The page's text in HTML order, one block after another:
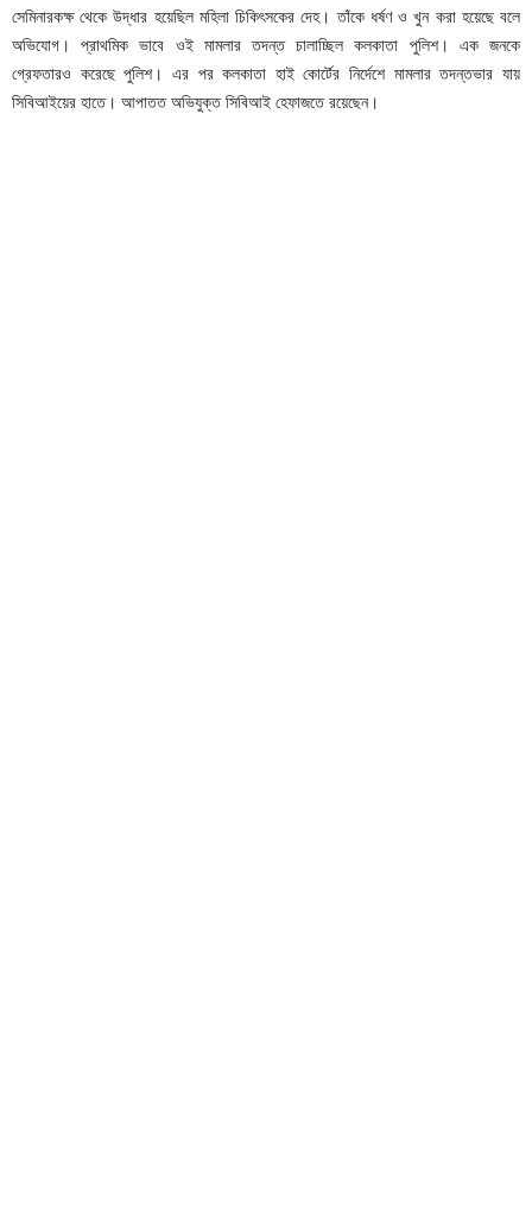
সেমিনারকক্ষ থেকে উদ্ধার হয়েছিল মহিলা চিকিৎসকের দেহ। তাঁকে ধর্ষণ ও খুন করা হয়েছে বলে
অভিযোগ। প্রাথমিক ভাবে ওই মামলার তদন্ত চালাচ্ছিল কলকাতা পুলিশ। এক জনকে
গ্রেফতারও করেছে পুলিশ। এর পর কলকাতা হাই কোর্টের নির্দেশে মামলার তদন্তভার যায়
সিবিআইয়ের হাতে। আপাতত অভিযুক্ত সিবিআই হেফাজতে রয়েছেন।